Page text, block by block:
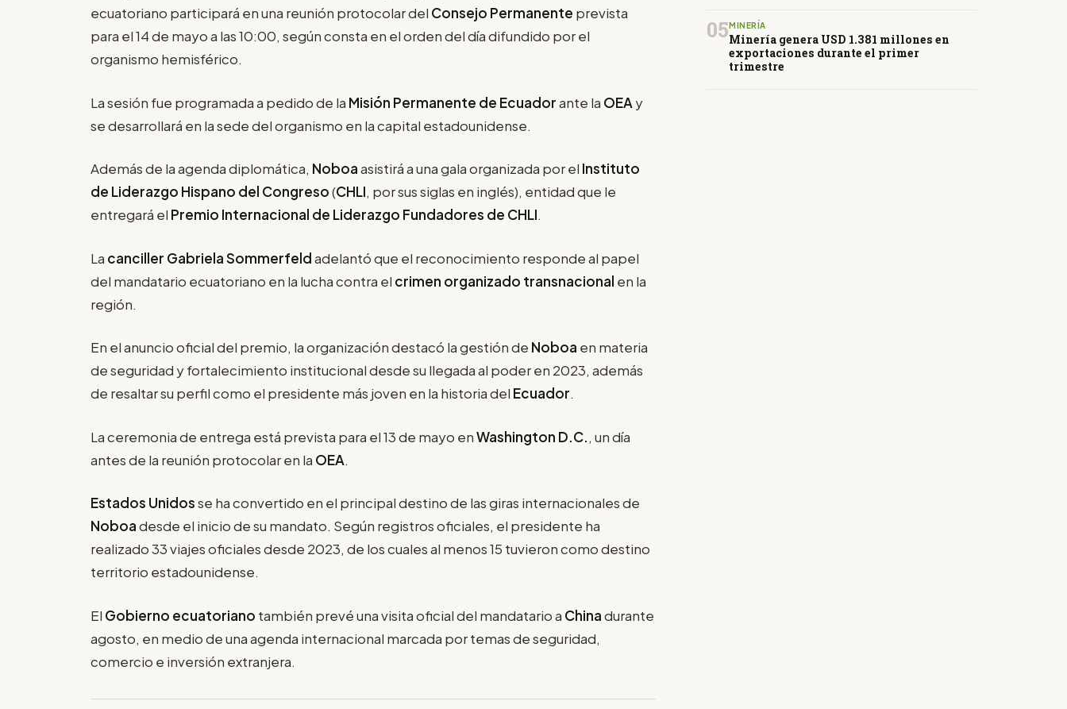
ecuatoriano participará en una reunión protocolar del Consejo Permanente prevista
para el 14 de mayo a las 10:00, según consta en el orden del día difundido por el
organismo hemisférico.
La sesión fue programada a pedido de la Misión Permanente de Ecuadorante la OEA y
se desarrollará en la sede del organismo en la capital estadounidense.
Además de la agenda diplomática, Noboaasistirá a una gala organizada por el Instituto
de Liderazgo Hispano del Congreso(CHLI, por sus siglas en inglés), entidad que le
entregará el Premio Internacional de Liderazgo Fundadores de CHLI.
La canciller Gabriela Sommerfeldadelantó que el reconocimiento responde al papel
del mandatario ecuatoriano en la lucha contra el crimen organizado transnacional en la
región.
En el anuncio oficial del premio, la organización destacó la gestión de Noboa en materia
de seguridad y fortalecimiento institucional desde su llegada al poder en 2023, además
de resaltar su perfil como el presidente más joven en la historia del Ecuador.
La ceremonia de entrega está prevista para el 13 de mayo enWashington D.C., un día
antes de la reunión protocolar en la OEA.
Estados Unidosse ha convertido en el principal destino de las giras internacionales de
Noboadesde el inicio de su mandato. Según registros oficiales, el presidente ha
realizado 33 viajes oficiales desde 2023, de los cuales al menos 15 tuvieron como destino
territorio estadounidense.
El Gobierno ecuatoriano también prevé una visita oficial del mandatario a Chinadurante
agosto, en medio de una agenda internacional marcada por temas de seguridad,
comercio e inversión extranjera.
05 MINERÍA
Minería genera USD 1.381 millones en
exportaciones durante el primer
trimestre